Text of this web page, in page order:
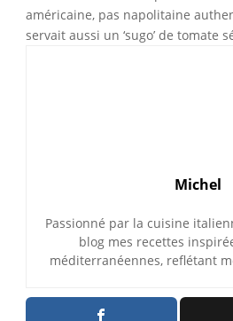
américaine, pas napolitaine
servait aussi un ‘sugo’ de tomate
Michel
Passionné par la cuisine
blog mes recettes
méditerranéennes, reflétant